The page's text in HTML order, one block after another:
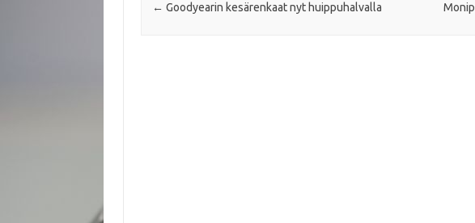
← Goodyearin kesärenkaat nyt huippuhalvalla